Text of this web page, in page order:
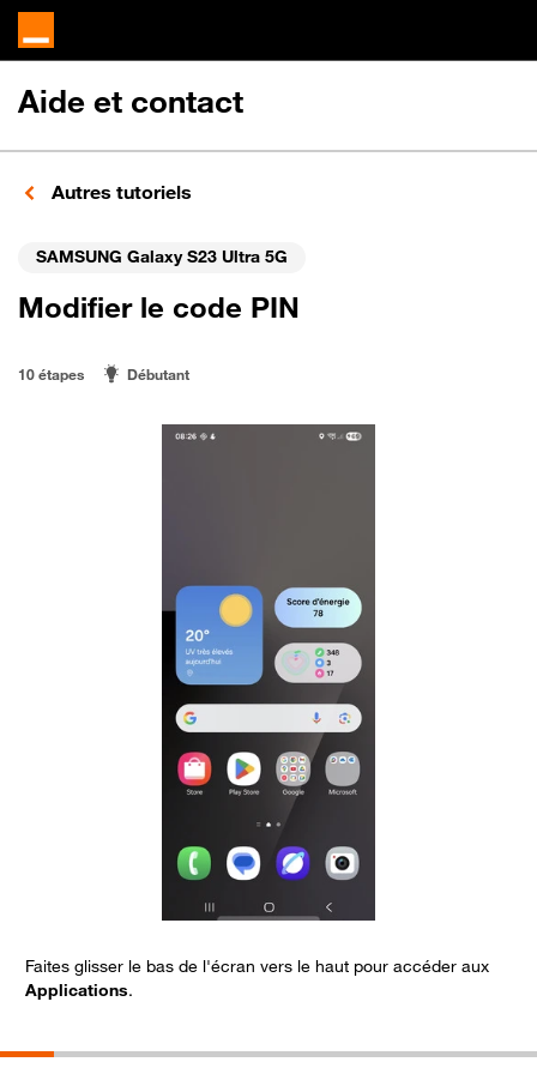
Aide et contact
Autres tutoriels
SAMSUNG Galaxy S23 Ultra 5G
Modifier le code PIN
10 étapes Débutant
Faites glisser le bas de l'écran vers le haut pour accéder aux
Applications.